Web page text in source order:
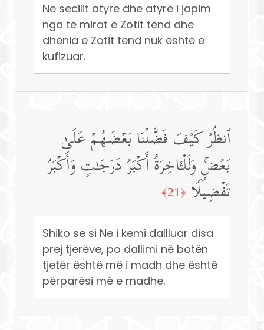
Ne secilit atyre dhe atyre i japim
nga të mirat e Zotit tënd dhe
dhënia e Zotit tënd nuk është e
kufizuar.
ٱنظُرۡ كَیۡفَ فَضَّلۡنَا بَعۡضَهُمۡ عَلَىٰ
بَعۡضࣲۚ وَلَلۡـَٔاخِرَةُ أَكۡبَرُ دَرَجَـٰتࣲ وَأَكۡبَرُ
تَفۡضِیلࣰا ﴿21﴾
Shiko se si Ne i kemi dallluar disa
prej tjerëve, po dallimi në botën
tjetër është më i madh dhe është
përparësi më e madhe.